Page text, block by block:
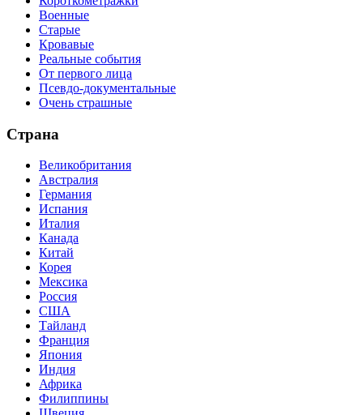
Военные
Старые
Кровавые
Реальные события
От первого лица
Псевдо-документальные
Очень страшные
Страна
Великобритания
Австралия
Германия
Испания
Италия
Канада
Китай
Корея
Мексика
Россия
США
Тайланд
Франция
Япония
Индия
Африка
Филиппины